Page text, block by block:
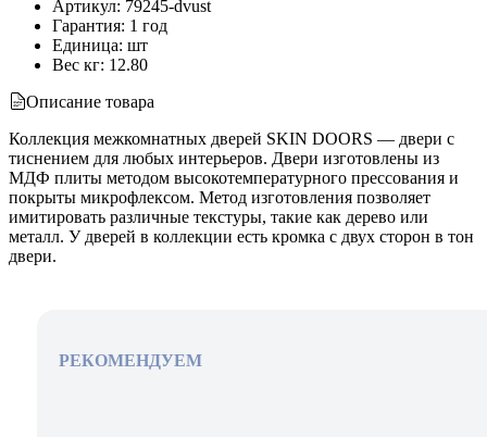
Артикул: 79245-dvust
Гарантия: 1 год
Единица: шт
Вес кг: 12.80
Описание товара
Коллекция межкомнатных дверей SKIN DOORS — двери с
тиснением для любых интерьеров. Двери изготовлены из
МДФ плиты методом высокотемпературного прессования и
покрыты микрофлексом. Метод изготовления позволяет
имитировать различные текстуры, такие как дерево или
металл. У дверей в коллекции есть кромка с двух сторон в тон
двери.
РЕКОМЕНДУЕМ